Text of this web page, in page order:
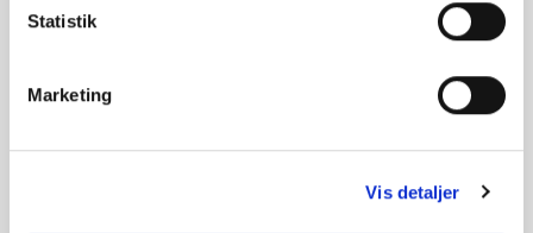
Statistik
Marketing
Vis detaljer